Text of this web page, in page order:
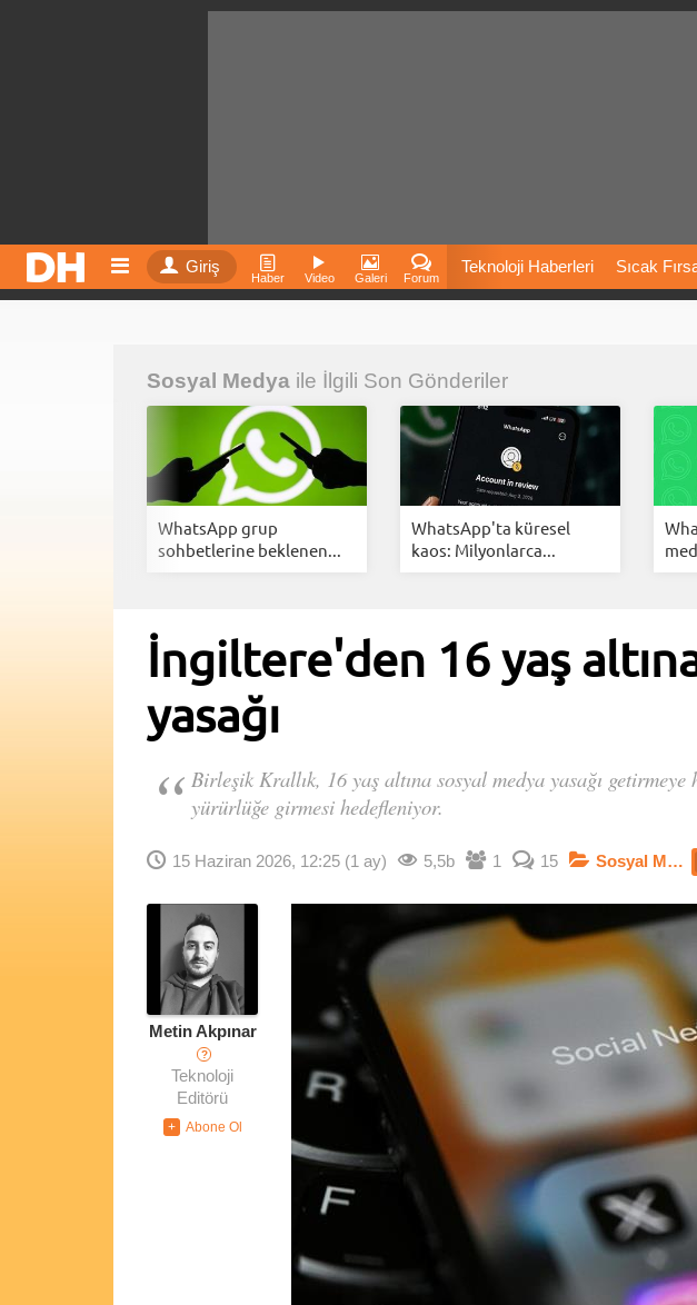
Giriş
Haber Video Galeri Forum
Teknoloji Haberleri Sıcak
Fiyatları
İnstagram Dondurma
Sosyal Medya ile İlgili Son Gönderiler
WhatsApp grup
sohbetlerine beklenen...
WhatsApp'ta küresel
kaos: Milyonlarca...
İngiltere'den 16 yaş
yasağı
Birleşik Krallık, 16 yaş altına sosyal medya yasağı
yürürlüğe girmesi hedefleniyor.
15 Haziran 2026, 12:25 (1 ay) 5,5b 1 15 Sosyal Medya
Metin Akpınar
?
Teknoloji
Editörü